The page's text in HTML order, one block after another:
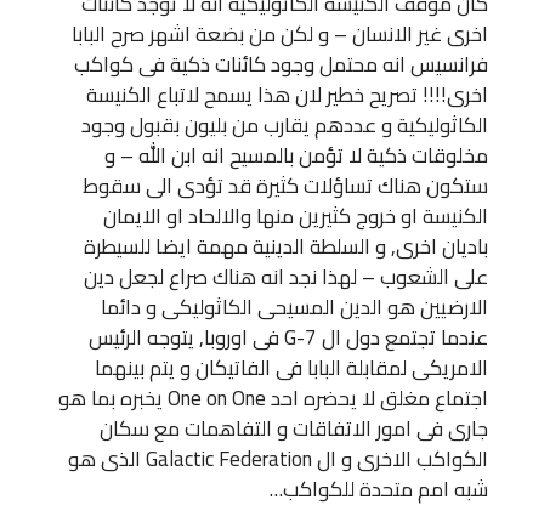
اخرى غير الانسان – و لكن من بضعة اشهر صرح البابا
فرانسيس انه محتمل وجود كائنات ذكية فى كواكب
اخرى!!!! تصريح خطير لان هذا يسمح لاتباع الكنيسة
الكاثوليكية و عددهم يقارب من بليون بقبول وجود
مخلوقات ذكية لا تؤمن بالمسيح انه ابن الله – و
ستكون هناك تساؤلات كثيرة قد تؤدى الى سقوط
الكنيسة او خروج كثيرين منها والالحاد او الايمان
باديان اخرى, و السلطة الدينية مهمة ايضا للسيطرة
على الشعوب – لهذا نجد انه هناك صراع لجعل دين
الارضيين هو الدين المسيحى الكاثوليكى و دائما
عندما تجتمع دول ال G-7 فى اوروبا, يتوجه الرئيس
الامريكى لمقابلة البابا فى الفاتيكان و يتم بينهما
اجتماع مغلق لا يحضره احد One on One يخبره بما هو
جارى فى امور الاتفاقات و التفاهمات مع سكان
الكواكب الاخرى و ال Galactic Federation الذى هو
شبه امم متحدة للكواكب…